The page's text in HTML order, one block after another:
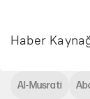
Haber
Al-Musrati